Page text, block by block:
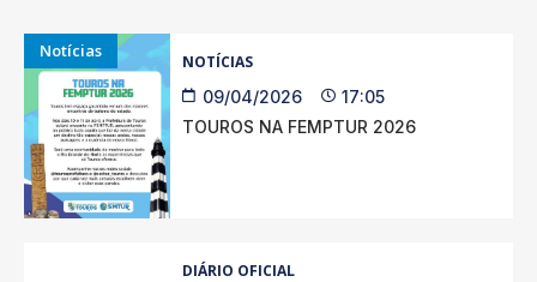
Notícias
NOTÍCIAS
09/04/2026
17:05
TOUROS NA FEMPTUR 2026
DIÁRIO OFICIAL